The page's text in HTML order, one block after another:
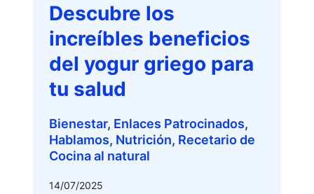
Descubre los
increíbles beneficios
del yogur griego para
tu salud
Bienestar, Enlaces Patrocinados,
Hablamos, Nutrición, Recetario de
Cocina al natural
14/07/2025